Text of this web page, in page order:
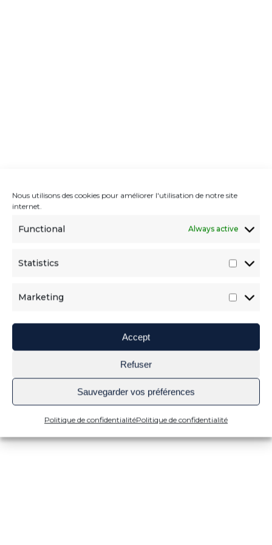
Nous utilisons des cookies pour améliorer l'utilisation de notre site
internet.
Functional Always active
Statistics
Marketing
Accept
Refuser
Sauvegarder vos préférences
Politique de confidentialitéPolitique de confidentialité
HISTORY
PHOTO GALLERY